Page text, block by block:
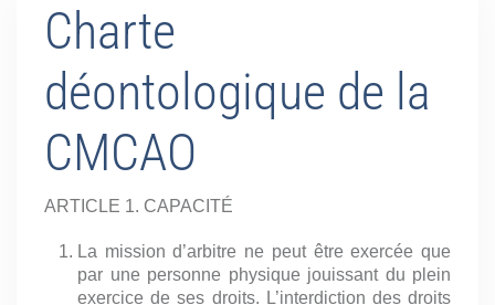
Charte
déontologique de la
CMCAO
ARTICLE 1. CAPACITÉ
La mission d’arbitre ne peut être exercée que
par une personne physique jouissant du plein
exercice de ses droits. L’interdiction des droits